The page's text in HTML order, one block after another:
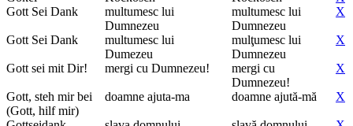
Gott Sei Dank
multumesc lui
Dumnezeu
multumesc lui
Dumnezeu
X
Gott Sei Dank
multumesc lui
Dumezeu
mulţumesc lui
Dumnezeu
X
Gott sei mit Dir! mergi cu Dumnezeu!
mergi cu
Dumnezeu!
X
Gott, steh mir bei
(Gott, hilf mir)
doamne ajuta-ma doamne ajută-mă X